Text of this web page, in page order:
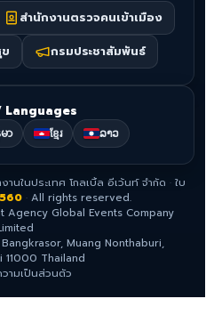
สำนักงานตรวจคนเข้าเมือง
กรมประชาสัมพันธ์
Languages
ာ ខ្មែរ ລາວ
นในประเทศ โกลเบิ้ล อีเว้นท์ จำกัด ·ใบ
· All rights reserved.
Agency Global Events Company
Muang Nonthaburi,
11000 Thailand
ามเป็นส่วนตัว